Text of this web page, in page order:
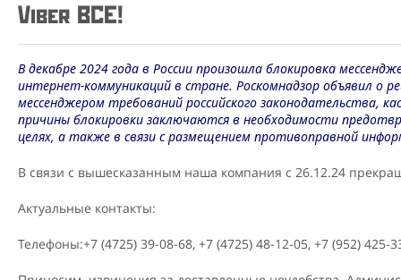
Viber ВСЕ!
В декабре 2024 года в России произошла блокировка
интернет-коммуникаций в стране. Роскомнадзор объявил о
мессенджером требований российского законодательства,
причины блокировки заключаются в необходимости
целях, а также в связи с размещением противоправной
В связи с вышесказанным наша компания c 26.12.24
Актуальные контакты:
Телефоны:+7 (4725) 39-08-68, +7 (4725) 48-12-05, +7 (952)